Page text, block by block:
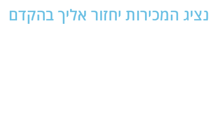
נציג המכירות יחזור אליך בהקדם